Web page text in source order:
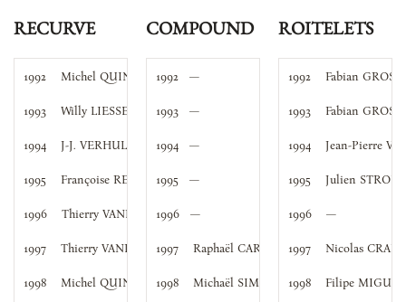
RECURVE
1992 Michel QUINZIN
1993 Willy LIESSENS
1994 J-J. VERHULSTEL
1995 Françoise REPER
1996 Thierry VANDENEDE
1997 Thierry VANDENEDE
1998 Michel QUINZIN
COMPOUND
1992 —
1993 —
1994 —
1995 —
1996 —
1997 Raphaël CARRALCAZAR
1998 Michaël SIMONINI
ROITELETS
1992 Fabian GROSSI
1993 Fabian GROSSI
1994 Jean-Pierre
1995 Julien
1996 —
1997 Nicolas CRAPS
1998 Filipe MIGUEZ